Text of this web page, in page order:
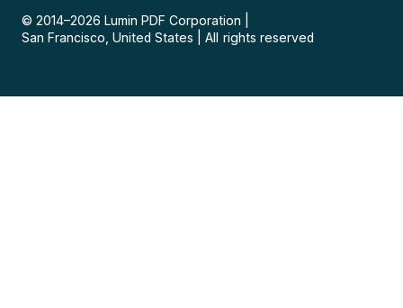
© 2014–2026 Lumin PDF Corporation
San Francisco, United States
All rights reserved